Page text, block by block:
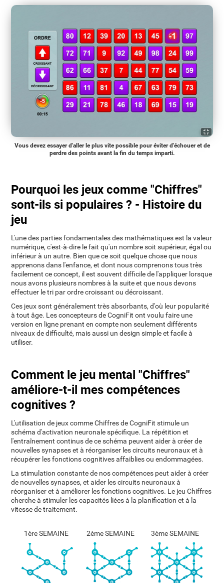
Vous devez essayer d'aller le plus vite possible pour éviter d'échouer et de
perdre des points avant la fin du temps imparti.
Pourquoi les jeux comme "Chiffres"
sont-ils si populaires ? - Histoire du
jeu
L'une des parties fondamentales des mathématiques est la valeur
numérique, c'est-à-dire le fait qu'un nombre soit supérieur, égal ou
inférieur à un autre. Bien que ce soit quelque chose que nous
apprenons dans l'enfance, et dont nous comprenons tous très
facilement ce concept, il est souvent difficile de l'appliquer lorsque
nous avons plusieurs nombres à la suite et que nous devons
effectuer le tri par ordre croissant ou décroissant.
Ces jeux sont généralement très absorbants, d'où leur popularité
à tout âge. Les concepteurs de CogniFit ont voulu faire une
version en ligne prenant en compte non seulement différents
niveaux de difficulté, mais aussi un design simple et facile à
utiliser.
Comment le jeu mental "Chiffres"
améliore-t-il mes compétences
cognitives ?
L'utilisation de jeux comme Chiffres de CogniFit stimule un
schéma d'activation neuronale spécifique. La répétition et
l'entraînement continus de ce schéma peuvent aider à créer de
nouvelles synapses et à réorganiser les circuits neuronaux et à
récupérer les fonctions cognitives affaiblies ou endommagées.
La stimulation constante de nos compétences peut aider à créer
de nouvelles synapses, et aider les circuits neuronaux à
réorganiser et à améliorer les fonctions cognitives. Le jeu Chiffres
cherche à stimuler les capacités liées à la planification et à la
vitesse de traitement.
1ère SEMAINE 2ème SEMAINE 3ème SEMAINE